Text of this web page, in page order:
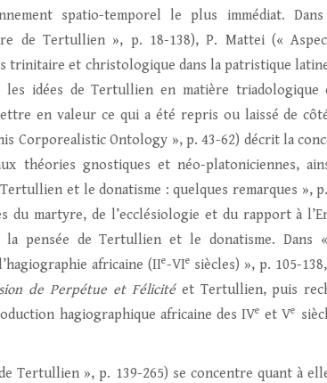
spatio-temporel le plus immédiat.
de Tertullien », p. 18-138), P. Mattei («
et christologique dans la patristique latine
idées de Tertullien en matière
en valeur ce qui a été repris ou laissé de
Corporealistic Ontology », p. 43-62) décrit la
théories gnostiques et néo-platoniciennes,
et le donatisme : quelques remarques »,
martyre, de l’ecclésiologie et du rapport à
pensée de Tertullien et le donatisme. Dans «
africaine (IIe-VIe siècles) », p. 105-
de Perpétue et Félicité et Tertullien, puis
hagiographique africaine des IVe et Ve
Tertullien », p. 139-265) se concentre quant à